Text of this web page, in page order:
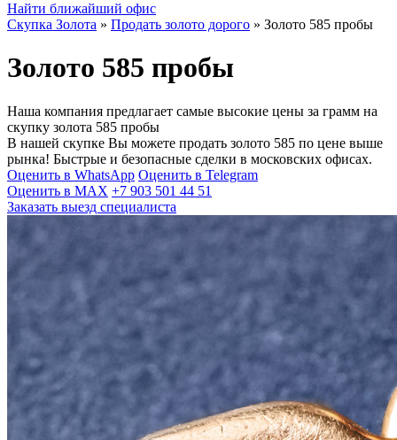
Найти ближайший офис
Скупка Золота » Продать золото дорого » Золото 585 пробы
Золото 585 пробы
Наша компания предлагает самые высокие цены за грамм на
скупку золота 585 пробы
В нашей скупке Вы можете продать золото 585 по цене выше
рынка! Быстрые и безопасные сделки в московских офисах.
Оценить в WhatsApp Оценить в Telegram
Оценить в MAX +7 903 501 44 51
Заказать выезд специалиста